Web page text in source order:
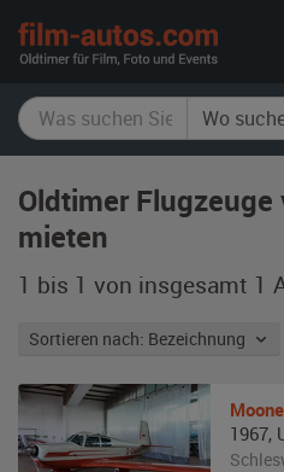
Oldtimer
mieten
1 bis 1 von insgesamt 1
Sortieren nach: Bezeichnung
1967,